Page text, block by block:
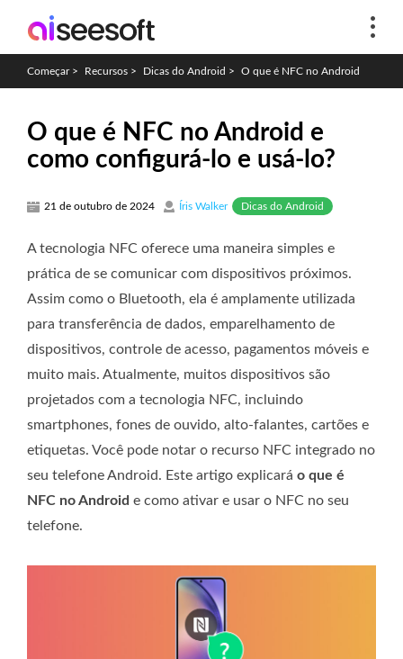
Começar > Recursos > Dicas do Android > O que é NFC no Android
O que é NFC no Android e
como configurá-lo e usá-lo?
21 de outubro de 2024 Íris Walker Dicas do Android
A tecnologia NFC oferece uma maneira simples e
prática de se comunicar com dispositivos próximos.
Assim como o Bluetooth, ela é amplamente utilizada
para transferência de dados, emparelhamento de
dispositivos, controle de acesso, pagamentos móveis e
muito mais. Atualmente, muitos dispositivos são
projetados com a tecnologia NFC, incluindo
smartphones, fones de ouvido, alto-falantes, cartões e
etiquetas. Você pode notar o recurso NFC integrado no
seu telefone Android. Este artigo explicará o que é
NFC no Android e como ativar e usar o NFC no seu
telefone.